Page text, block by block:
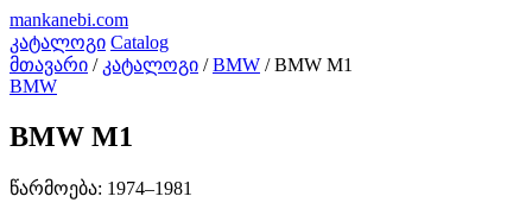
mankanebi.com
კატალოგი Catalog
მთავარი / კატალოგი / BMW / BMW M1
BMW
BMW M1
წარმოება: 1974–1981